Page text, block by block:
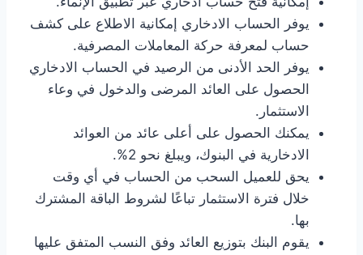
يوفر الحساب الادخاري إمكانية الاطلاع على كشف
حساب لمعرفة حركة المعاملات المصرفية.
يوفر الحد الأدنى من الرصيد في الحساب الادخاري
الحصول على العائد المرضى والدخول في وعاء
الاستثمار.
يمكنك الحصول على أعلى عائد من العوائد
الادخارية في البنوك، ويبلغ نحو 2%.
يحق للعميل السحب من الحساب في أي وقت
خلال فترة الاستثمار تباعًا لشروط الباقة المشترك
بها.
يقوم البنك بتوزيع العائد وفق النسب المتفق عليها